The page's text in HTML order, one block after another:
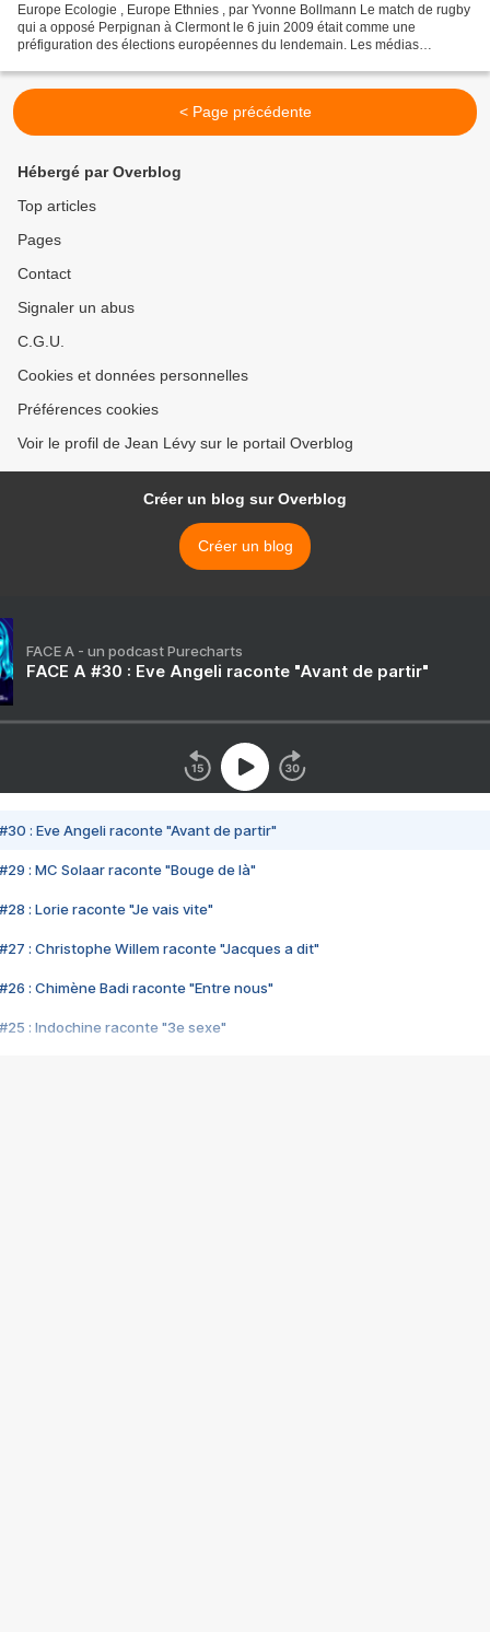
Europe Ecologie , Europe Ethnies , par Yvonne Bollmann Le match de rugby
qui a opposé Perpignan à Clermont le 6 juin 2009 était comme une
préfiguration des élections européennes du lendemain. Les médias
< Page précédente
Hébergé par Overblog
Top articles
Pages
Contact
Signaler un abus
C.G.U.
Cookies et données personnelles
Préférences cookies
Voir le profil de Jean Lévy sur le portail Overblog
Créer un blog sur Overblog
Créer un blog
FACE A - un podcast Purecharts
FACE A #30 : Eve Angeli raconte "Avant de partir"
#30 : Eve Angeli raconte "Avant de partir"
#29 : MC Solaar raconte "Bouge de là"
#28 : Lorie raconte "Je vais vite"
#27 : Christophe Willem raconte "Jacques a dit"
#26 : Chimène Badi raconte "Entre nous"
#25 : Indochine raconte "3e sexe"